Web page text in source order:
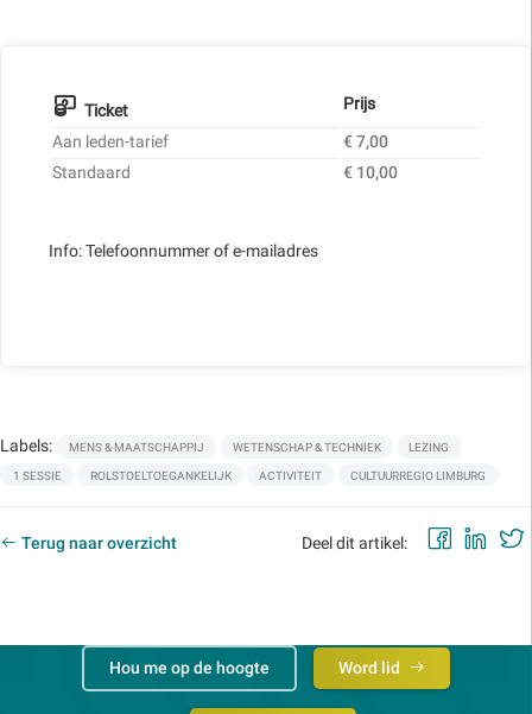
Ticket
Prijs
Aan leden-tarief
€ 7,00
Standaard
€ 10,00
Info: Telefoonnummer of e-mailadres
Labels: MENS & MAATSCHAPPIJ WETENSCHAP & TECHNIEK LEZING
1 SESSIE ROLSTOELTOEGANKELIJK ACTIVITEIT CULTUURREGIO LIMBURG
Terug naar overzicht Deel dit artikel:
Hou me op de hoogte Word lid